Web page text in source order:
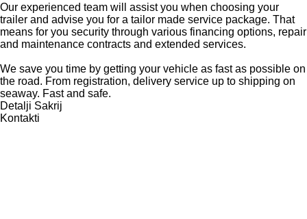
Our experienced team will assist you when choosing your
trailer and advise you for a tailor made service package. That
means for you security through various financing options, repair
and maintenance contracts and extended services.
We save you time by getting your vehicle as fast as possible on
the road. From registration, delivery service up to shipping on
seaway. Fast and safe.
Detalji Sakrij
Kontakti